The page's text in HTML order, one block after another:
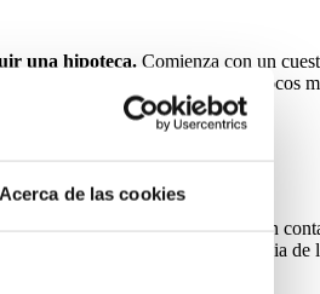
Acerca de las cookies
una hipoteca. Comienza con un
. La ventaja es que en pocos
pedirán un email, para seguir en
preguntarán el plazo de vigencia de